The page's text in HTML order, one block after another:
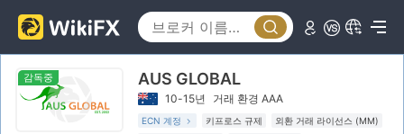
감독중 AUS GLOBAL
10-15년 거래 환경 AAA
ECN 계정 키프로스 규제
외환 거래 라이선스 (MM)
1
2
3 0